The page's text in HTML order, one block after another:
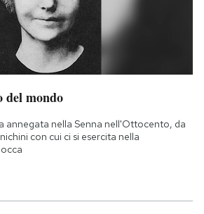
del mondo
annegata nella Senna nell'Ottocento, da
con cui ci si esercita nella